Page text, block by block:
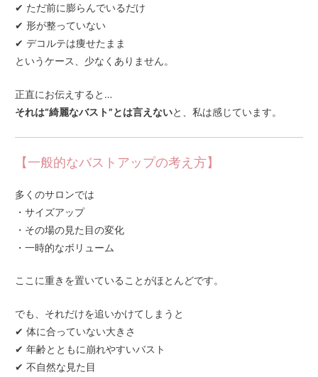
✔ ただ前に膨らんでいるだけ
✔ 形が整っていない
✔ デコルテは痩せたまま
というケース、少なくありません。
正直にお伝えすると…
それは“綺麗なバスト”とは言えないと、私は感じています。
【一般的なバストアップの考え方】
多くのサロンでは
・サイズアップ
・その場の見た目の変化
・一時的なボリューム
ここに重きを置いていることがほとんどです。
でも、それだけを追いかけてしまうと
✔ 体に合っていない大きさ
✔ 年齢とともに崩れやすいバスト
✔ 不自然な見た目